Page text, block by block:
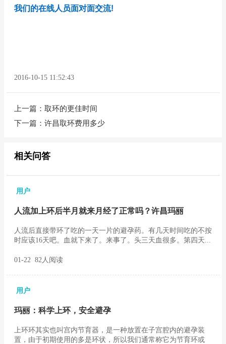
我们的在线人员面对面交流!
2016-10-15 11:52:43
上一篇： 取环的更佳时间
下一篇： 许昌取环费用多少
相关问答
用户
人流加上环后半月就来月经了正常吗？许昌玛丽
人流后直接带环了吃的一天一片的避孕药。有几天时间吃的不按
时应该16天吧。血就下来了。来事了。头三天血很多。第四天...
01-22 82人阅读
用户
玛丽：科学上环，安全避孕
上环环其实也叫宫内节育器，是一种放置在子宫腔内的避孕装
置，由于初期使用的多是环状，所以我们通常称它为节育环或